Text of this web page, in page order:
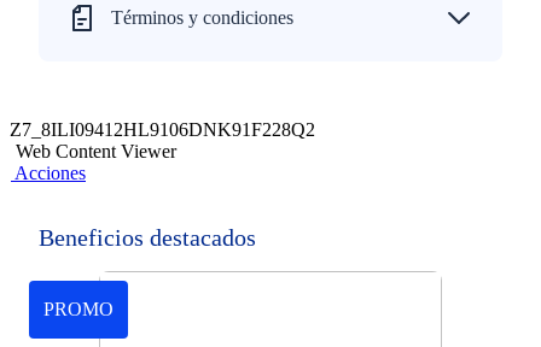
Términos y condiciones
Z7_8ILI09412HL9106DNK91F228Q2
Web Content Viewer
Acciones
Beneficios destacados
PROMO